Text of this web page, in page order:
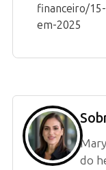
financeiro/
em-2025
do